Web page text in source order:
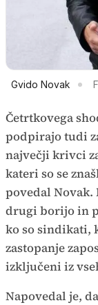
Gvido Novak
Četrtkovega
podpirajo tudi
največji krivci
kateri so se
povedal Novak.
drugi borijo in
ko so sindikati,
zastopanje
izključeni iz
Napovedal je,